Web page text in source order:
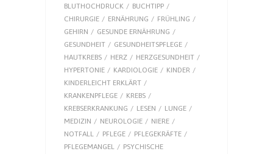
BLUTHOCHDRUCK
BUCHTIPP
CHIRURGIE
ERNÄHRUNG
FRÜHLING
GEHIRN
GESUNDE ERNÄHRUNG
GESUNDHEIT
GESUNDHEITSPFLEGE
HAUTKREBS
HERZ
HERZGESUNDHEIT
HYPERTONIE
KARDIOLOGIE
KINDER
KINDERLEICHT ERKLÄRT
KRANKENPFLEGE
KREBS
KREBSERKRANKUNG
LESEN
LUNGE
MEDIZIN
NEUROLOGIE
NIERE
NOTFALL
PFLEGE
PFLEGEKRÄFTE
PFLEGEMANGEL
PSYCHISCHE